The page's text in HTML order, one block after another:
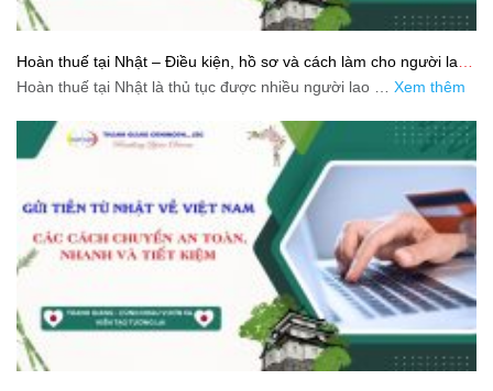
Hoàn thuế tại Nhật – Điều kiện, hồ sơ và cách làm cho người lao
động
Hoàn thuế tại Nhật là thủ tục được nhiều người lao … Xem thêm